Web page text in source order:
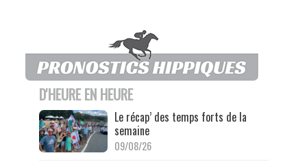
D'HEURE EN HEURE
Le récap’ des temps forts de la
semaine
09/08/26